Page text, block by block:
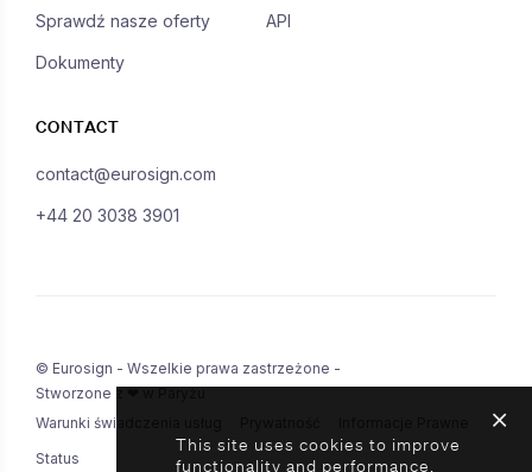
Sprawdź nasze oferty
Dokumenty
API
CONTACT
contact@eurosign.com
+44 20 3038 3901
© Eurosign - Wszelkie prawa zastrzeżone -
Stworzone z ❤ w Paryżu
Warunki świadczenia usług
Status
This site uses cookies to improve
functionality and performance.